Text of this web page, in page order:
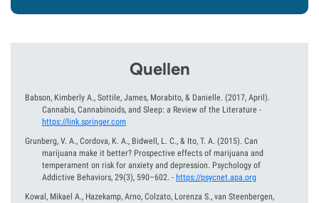
Quellen
Babson, Kimberly A., Sottile, James, Morabito, & Danielle. (2017, April).
Cannabis, Cannabinoids, and Sleep: a Review of the Literature -
https://link.springer.com
Grunberg, V. A., Cordova, K. A., Bidwell, L. C., & Ito, T. A. (2015). Can
marijuana make it better? Prospective effects of marijuana and
temperament on risk for anxiety and depression. Psychology of
Addictive Behaviors, 29(3), 590–602. - https://psycnet.apa.org
Kowal, Mikael A., Hazekamp, Arno, Colzato, Lorenza S., van Steenbergen,